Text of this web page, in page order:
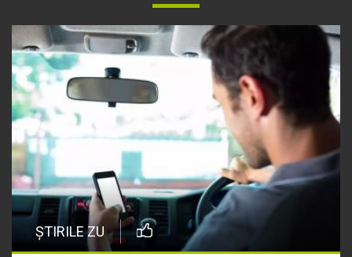
ȘTIRILE ZU